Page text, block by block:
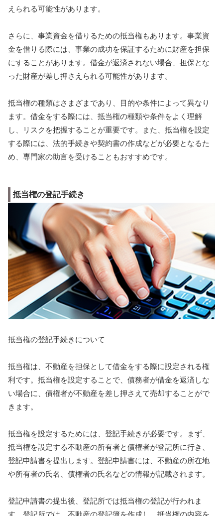
えられる可能性があります。
さらに、事業資金を借りるための抵当権もあります。事業資
金を借りる際には、事業の成功を保証するために財産を担保
にすることがあります。借金が返済されない場合、担保とな
った財産が差し押さえられる可能性があります。
抵当権の種類はさまざまであり、目的や条件によって異なり
ます。借金をする際には、抵当権の種類や条件をよく理解
し、リスクを把握することが重要です。また、抵当権を設定
する際には、法的手続きや契約書の作成などが必要となるた
め、専門家の助言を受けることもおすすめです。
抵当権の登記手続き
抵当権の登記手続きについて
抵当権は、不動産を担保として借金をする際に設定される権
利です。抵当権を設定することで、債務者が借金を返済しな
い場合に、債権者が不動産を差し押さえて売却することがで
きます。
抵当権を設定するためには、登記手続きが必要です。まず、
抵当権を設定する不動産の所有者と債権者が登記所に行き、
登記申請書を提出します。登記申請書には、不動産の所在地
や所有者の氏名、債権者の氏名などの情報が記載されます。
登記申請書の提出後、登記所では抵当権の登記が行われま